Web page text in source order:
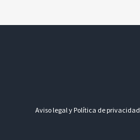
Aviso legal y Política de privacidad